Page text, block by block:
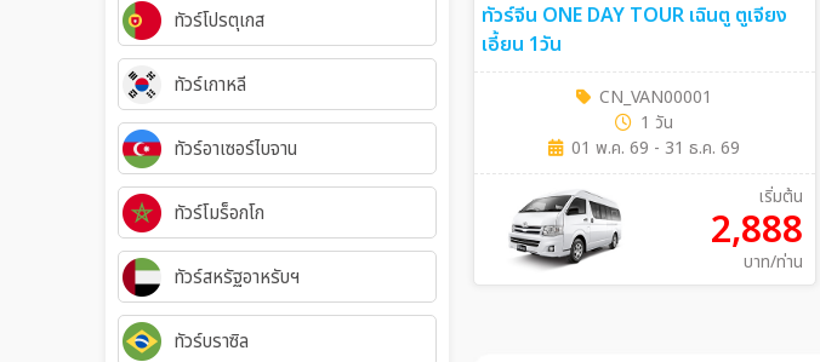
ทัวร์โปรตุเกส
ทัวร์เกาหลี
ทัวร์อาเซอร์ไบจาน
ทัวร์โมร็อกโก
ทัวร์สหรัฐอาหรับฯ
ทัวร์บราซิล
ทัวร์จีน ONE DAY TOUR เฉินตู ตูเจียง
เอี้ยน 1วัน
CN_VAN00001
1 วัน
01 พ.ค. 69 - 31 ธ.ค. 69
เริ่มต้น
2,888
บาท/ท่าน